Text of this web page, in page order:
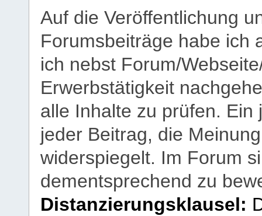
Auf die Veröffentlichung
Forumsbeiträge habe ich
ich nebst Forum/
Erwerbstätigkeit
alle Inhalte zu prüfen.
jeder Beitrag, die
widerspiegelt. Im Forum
dementsprechend zu
Distanzierungsklausel: